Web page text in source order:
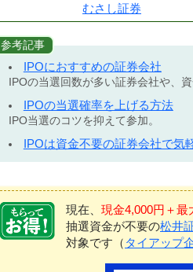
むさし証券
参考記事
IPOにおすすめの証券会社
IPOの当選回数が多い証券会社や、
IPOの当選確率を上げる方法
IPO当選のコツを抑えて参加。
IPOは資金不要の証券会社で気
現在、 現金4,000円＋最
抽選資金が不要の松井
対象です（ タイアップ